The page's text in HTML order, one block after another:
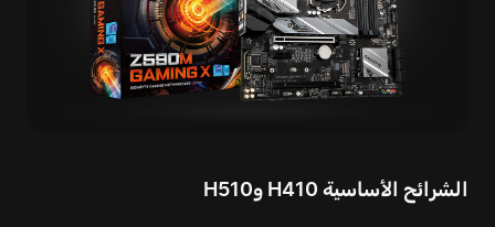
الشرائح الأساسية H410 وH510